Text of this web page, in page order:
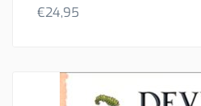
€24,95